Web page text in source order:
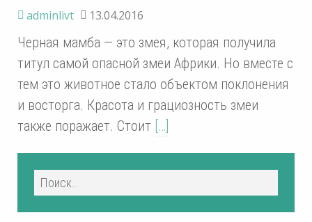
adminlivt 13.04.2016
Черная мамба — это змея, которая получила
титул самой опасной змеи Африки. Но вместе с
тем это животное стало объектом поклонения
и восторга. Красота и грациозность змеи
также поражает. Стоит […]